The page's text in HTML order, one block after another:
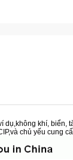
khí, biển,
chủ yếu cung